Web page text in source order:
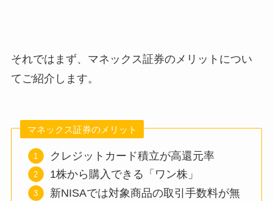
それではまず、マネックス証券のメリットについ
てご紹介します。
マネックス証券のメリット
クレジットカード積立が高還元率
1株から購入できる「ワン株」
新NISAでは対象商品の取引手数料が無